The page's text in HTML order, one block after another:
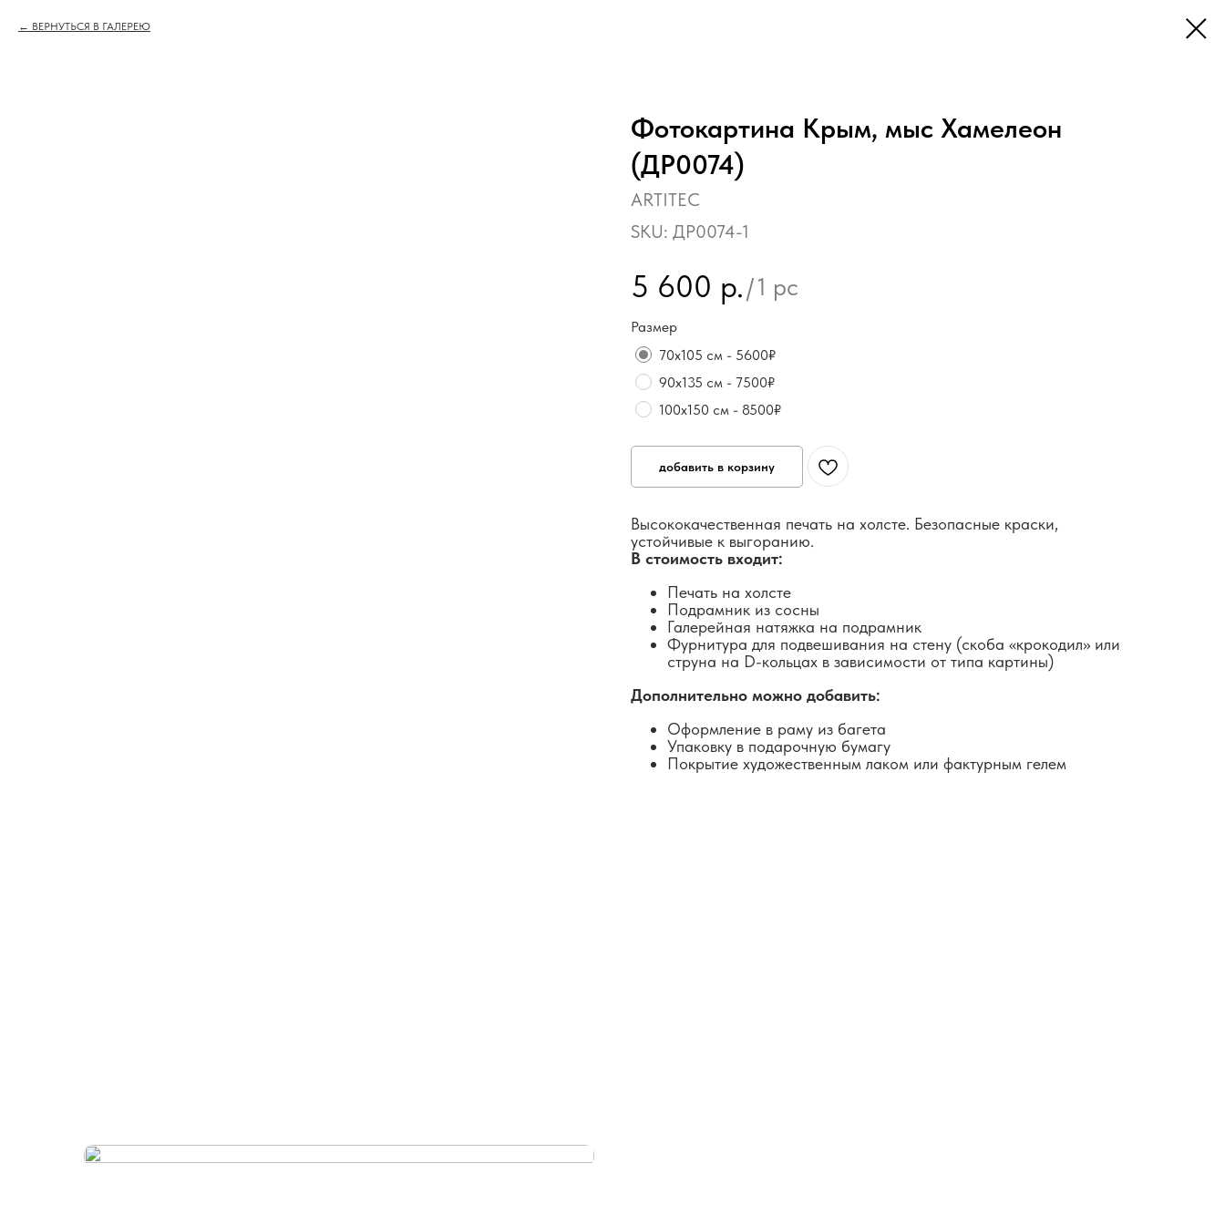
ВЕРНУТЬСЯ В ГАЛЕРЕЮ
Фотокартина Крым, мыс Хамелеон
(ДР0074)
ARTITEC
SKU: ДР0074-1
5 600 р./1 pc
Размер
70х105 см - 5600₽
90х135 см - 7500₽
100х150 см - 8500₽
добавить в корзину
Высококачественная печать на холсте. Безопасные краски,
устойчивые к выгоранию.
В стоимость входит:
Печать на холсте
Подрамник из сосны
Галерейная натяжка на подрамник
Фурнитура для подвешивания на стену (скоба «крокодил» или
струна на D-кольцах в зависимости от типа картины)
Дополнительно можно добавить:
Оформление в раму из багета
Упаковку в подарочную бумагу
Покрытие художественным лаком или фактурным гелем